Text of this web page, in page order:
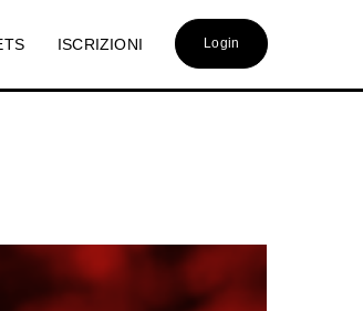
ISCRIZIONI Login